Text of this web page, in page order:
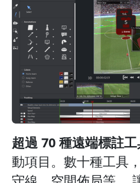
超過 70 種遠端標註
動項目。數十種工具